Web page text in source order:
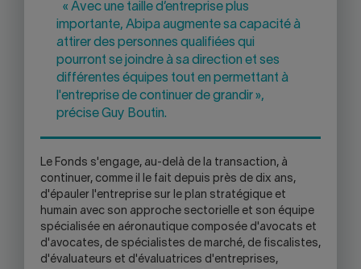
« Avec une taille d’entreprise plus
importante, Abipa augmente sa capacité à
attirer des personnes qualifiées qui
pourront se joindre à sa direction et ses
différentes équipes tout en permettant à
l'entreprise de continuer de grandir »,
précise Guy Boutin.
Le Fonds s'engage, au-delà de la transaction, à
continuer, comme il le fait depuis près de dix ans,
d'épauler l'entreprise sur le plan stratégique et
humain avec son approche sectorielle et son équipe
spécialisée en aéronautique composée d'avocats et
d'avocates, de spécialistes de marché, de fiscalistes,
d'évaluateurs et d'évaluatrices d'entreprises,